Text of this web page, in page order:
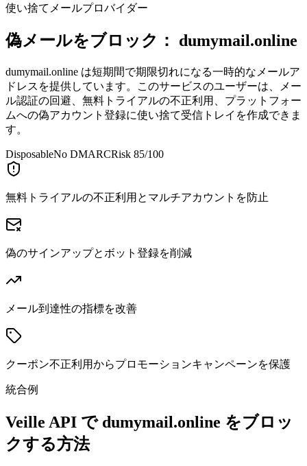
使い捨てメールプロバイダー
偽メールをブロック： dumymail.online
dumymail.online は短期間で期限切れになる一時的なメールア
ドレスを提供しています。このサービスのユーザーは、メー
ル認証の回避、無料トライアルの不正利用、プラットフォー
ムへの偽アカウント登録に使い捨て受信トレイを作成できま
す。
DisposableNo DMARCRisk 85/100
無料トライアルの不正利用とマルチアカウントを防止
偽のサインアップとボット登録を削減
メール到達性の指標を改善
クーポン不正利用からプロモーションキャンペーンを保護
統合例
Veille API で dumymail.online をブロッ
クする方法